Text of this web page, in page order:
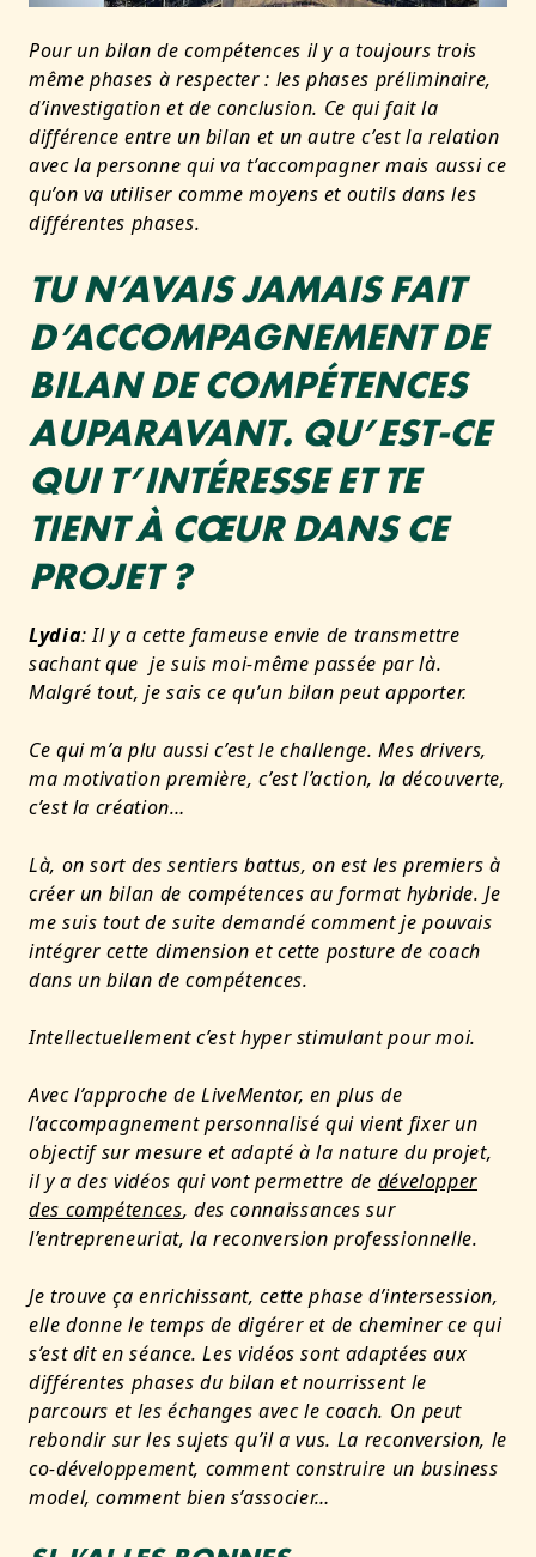
Pour un bilan de compétences il y a toujours trois
même phases à respecter : les phases préliminaire,
d’investigation et de conclusion. Ce qui fait la
différence entre un bilan et un autre c’est la relation
avec la personne qui va t’accompagner mais aussi ce
qu’on va utiliser comme moyens et outils dans les
différentes phases.
TU N’AVAIS JAMAIS FAIT
D’ACCOMPAGNEMENT DE
BILAN DE COMPÉTENCES
AUPARAVANT. QU’EST-CE
QUI T’INTÉRESSE ET TE
TIENT À CŒUR DANS CE
PROJET ?
Lydia: Il y a cette fameuse envie de transmettre
sachant que je suis moi-même passée par là.
Malgré tout, je sais ce qu’un bilan peut apporter.
Ce qui m’a plu aussi c’est le challenge. Mes drivers,
ma motivation première, c’est l’action, la découverte,
c’est la création…
Là, on sort des sentiers battus, on est les premiers à
créer un bilan de compétences au format hybride. Je
me suis tout de suite demandé comment je pouvais
intégrer cette dimension et cette posture de coach
dans un bilan de compétences.
Intellectuellement c’est hyper stimulant pour moi.
Avec l’approche de LiveMentor, en plus de
l’accompagnement personnalisé qui vient fixer un
objectif sur mesure et adapté à la nature du projet,
il y a des vidéos qui vont permettre de développer
des compétences, des connaissances sur
l’entrepreneuriat, la reconversion professionnelle.
Je trouve ça enrichissant, cette phase d’intersession,
elle donne le temps de digérer et de cheminer ce qui
s’est dit en séance. Les vidéos sont adaptées aux
différentes phases du bilan et nourrissent le
parcours et les échanges avec le coach. On peut
rebondir sur les sujets qu’il a vus. La reconversion, le
co-développement, comment construire un business
model, comment bien s’associer…